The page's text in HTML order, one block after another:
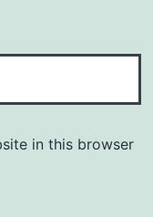
in this browser